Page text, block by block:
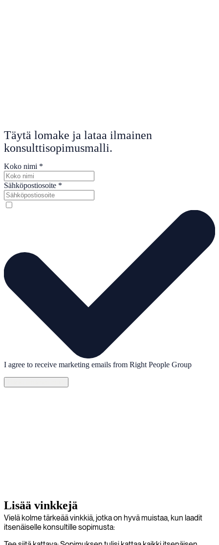
Täytä lomake ja lataa ilmainen
konsulttisopimusmalli.
Koko nimi *
Sähköpostiosoite *
I agree to receive marketing emails from Right People Group
Lisää vinkkejä
Vielä kolme tärkeää vinkkiä, jotka on hyvä muistaa, kun laadit
itsenäiselle konsultille sopimusta: